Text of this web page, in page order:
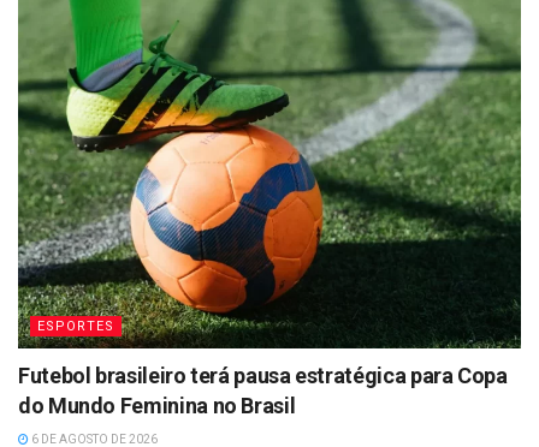
ESPORTES
Futebol brasileiro terá pausa estratégica para Copa
do Mundo Feminina no Brasil
6 DE AGOSTO DE 2026